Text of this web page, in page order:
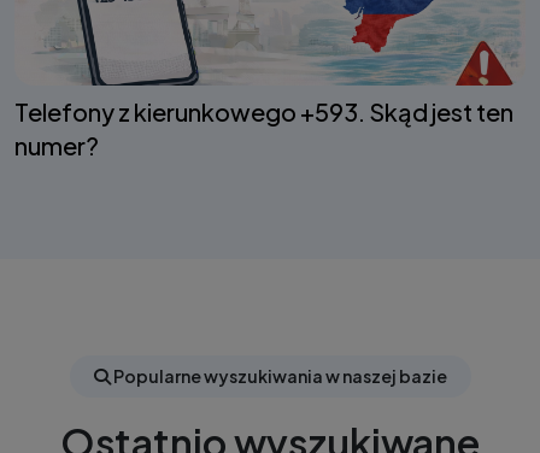
Telefony z kierunkowego +593. Skąd jest ten
numer?
Popularne wyszukiwania w naszej bazie
Ostatnio wyszukiwane